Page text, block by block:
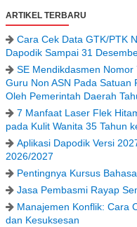
ARTIKEL TERBARU
Cara Cek Data GTK/PTK
Dapodik Sampai 31
SE Mendikdasmen
Guru Non ASN Pada Satuan
Oleh Pemerintah Daerah
7 Manfaat Laser Flek
pada Kulit Wanita 35 Tahun
Aplikasi Dapodik Versi
2026/2027
Pentingnya Kursus
Jasa Pembasmi Rayap
Manajemen Konflik: Cara
dan Kesuksesan